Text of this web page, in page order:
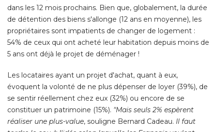
dans les 12 mois prochains. Bien que, globalement, la durée
de détention des biens s'allonge (12 ans en moyenne), les
propriétaires sont impatients de changer de logement :
54% de ceux qui ont acheté leur habitation depuis moins de
5 ans ont déjà le projet de déménager !
Les locataires ayant un projet d'achat, quant à eux,
évoquent la volonté de ne plus dépenser de loyer (39%), de
se sentir réellement chez eux (32%) ou encore de se
constituer un patrimoine (15%). "Mais seuls 2% espèrent
réaliser une plus-value, souligne Bernard Cadeau. Il faut